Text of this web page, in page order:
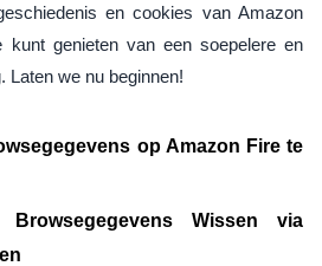
en cookies van Amazon
genieten van een soepelere en
Laten we nu beginnen!
op Amazon Fire te
Wissen via